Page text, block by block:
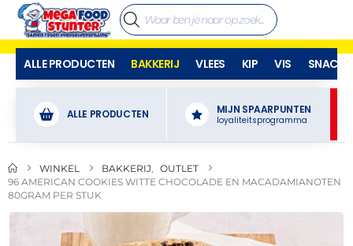
ALLE PRODUCTEN BAKKERIJ VLEES KIP VIS SNACKS
ALLE PRODUCTEN MIJN SPAARPUNTEN
loyaliteitsprogramma
WINKEL BAKKERIJ
OUTLET
96 AMERICAN COOKIES WITTE CHOCOLADE EN MACADAMIANOTEN
80GRAM PER STUK